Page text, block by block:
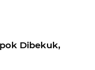
Dibekuk,